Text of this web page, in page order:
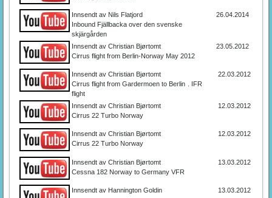
Innsendt av Nils Flatjord
Inbound Fjällbacka over den svenske
skjärgården
26.04.2014
Innsendt av Christian Bjørtomt
Cirrus flight from Berlin-Norway May 2012
23.05.2012
Innsendt av Christian Bjørtomt
Cirrus flight from Gardermoen to Berlin
. IFR
flight
22.03.2012
Innsendt av Christian Bjørtomt
Cirrus 22 Turbo Norway
12.03.2012
Innsendt av Christian Bjørtomt
Cirrus 22 Turbo Norway
12.03.2012
Innsendt av Christian Bjørtomt
Cessna 182 Norway to Germany VFR
13.03.2012
Innsendt av Hannington Goldin 13.03.2012